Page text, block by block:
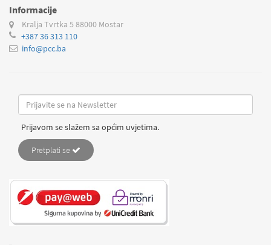
Informacije
Kralja Tvrtka 5 88000 Mostar
+387 36 313 110
info@pcc.ba
Prijavom se slažem sa općim uvjetima.
Pretplati se